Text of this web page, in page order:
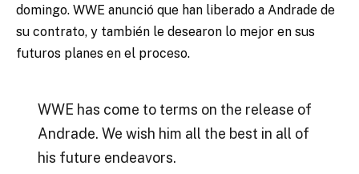
domingo. WWE anunció que han liberado a Andrade de
su contrato, y también le desearon lo mejor en sus
futuros planes en el proceso.
WWE has come to terms on the release of
Andrade. We wish him all the best in all of
his future endeavors.